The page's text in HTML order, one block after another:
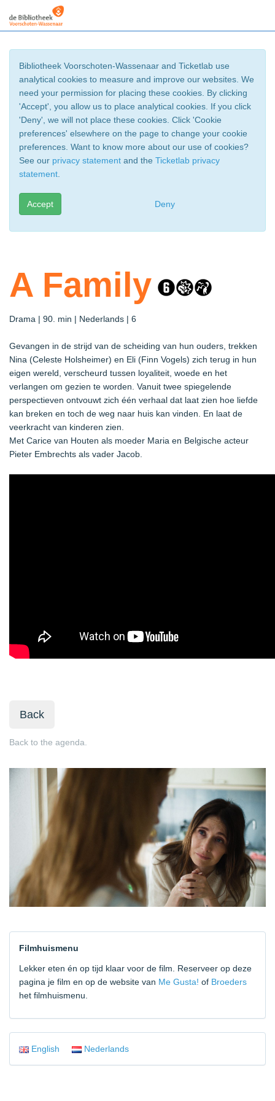
Bibliotheek Voorschoten-Wassenaar and Ticketlab use
analytical cookies to measure and improve our websites. We
need your permission for placing these cookies. By clicking
'Accept', you allow us to place analytical cookies. If you click
'Deny', we will not place these cookies. Click 'Cookie
preferences' elsewhere on the page to change your cookie
preferences. Want to know more about our use of cookies?
See our privacy statement and the Ticketlab privacy
statement
Accept Deny
A Family
Drama | 90. min | Nederlands | 6
Gevangen in de strijd van de scheiding van hun ouders, trekken
Nina (Celeste Holsheimer) en Eli (Finn Vogels) zich terug in hun
eigen wereld, verscheurd tussen loyaliteit, woede en het
verlangen om gezien te worden. Vanuit twee spiegelende
perspectieven ontvouwt zich één verhaal dat laat zien hoe liefde
kan breken en toch de weg naar huis kan vinden. En laat de
veerkracht van kinderen zien.
Met Carice van Houten als moeder Maria en Belgische acteur
Pieter Embrechts als vader Jacob.
Back
Back to the agenda.
Filmhuismenu
Lekker eten én op tijd klaar voor de film. Reserveer op deze
pagina je film en op de website van Me Gusta! of Broeders
het filmhuismenu.
English Nederlands